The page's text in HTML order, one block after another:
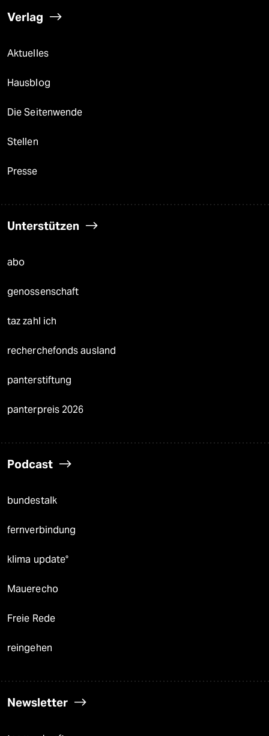
Verlag
Aktuelles
Hausblog
Die Seitenwende
Stellen
Presse
Unterstützen
abo
genossenschaft
taz zahl ich
recherchefonds ausland
panterstiftung
panterpreis 2026
Podcast
bundestalk
fernverbindung
klima update°
Mauerecho
Freie Rede
reingehen
Newsletter